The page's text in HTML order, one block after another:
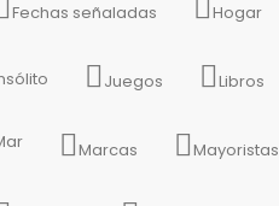
Fechas señaladas Hogar
Juegos Libros
Marcas Mayoristas